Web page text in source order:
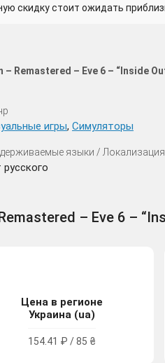
скидку стоит ожидать
Remastered – Eve 6 – “Inside
игры, Симуляторы
языки / Локализация
– Eve 6 –
Цена в регионе
Украина (ua)
154.41 ₽ / 85 ₴